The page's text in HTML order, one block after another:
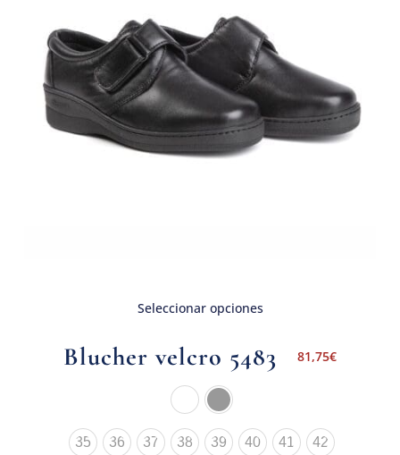
Seleccionar opciones
Blucher velcro 5483 81,75€
35 36 37 38 39 40 41 42